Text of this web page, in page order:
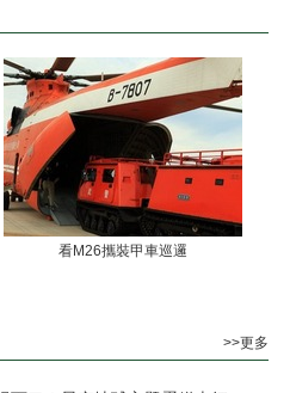
看M26攜裝甲車巡邏
>>更多